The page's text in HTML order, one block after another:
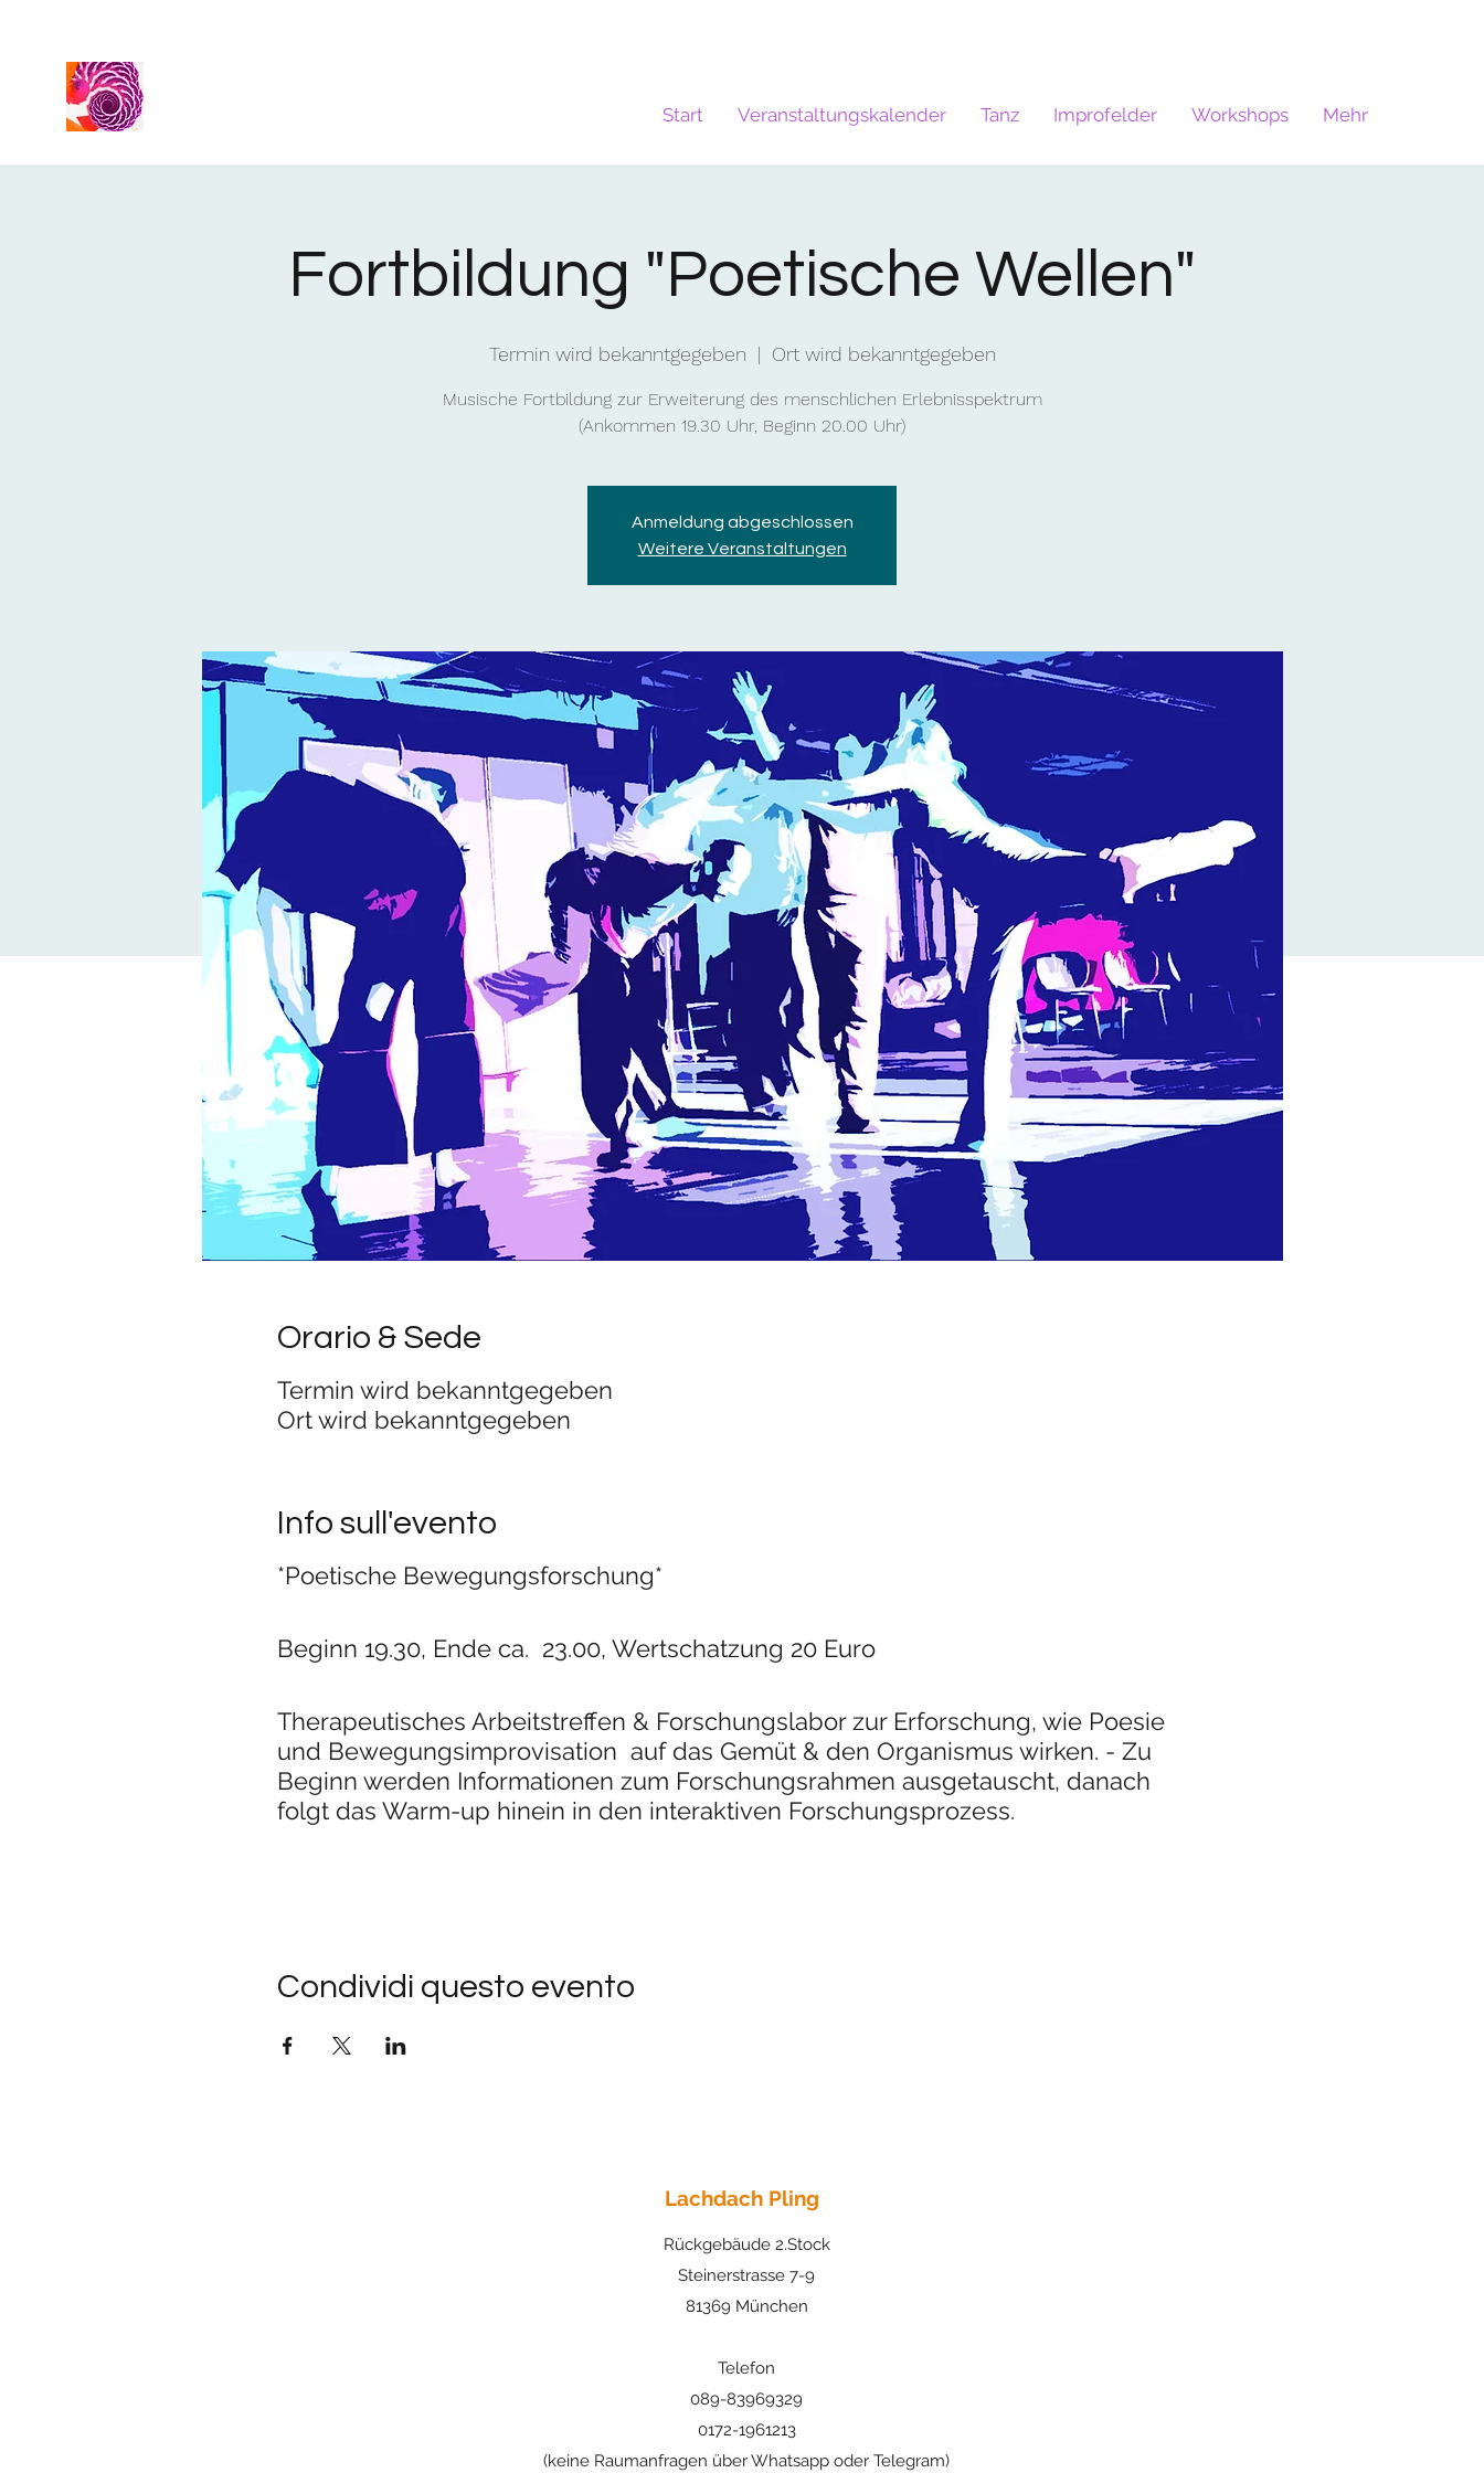
Start Veranstaltungskalender Tanz Improfelder Workshops Mehr
Fortbildung "Poetische Wellen"
Termin wird bekanntgegeben
  |
Ort wird bekanntgegeben
Musische Fortbildung zur Erweiterung des menschlichen Erlebnisspektrum
(Ankommen 19.30 Uhr, Beginn 20.00 Uhr)
Anmeldung abgeschlossen
Weitere Veranstaltungen
Orario & Sede
Termin wird bekanntgegeben
Ort wird bekanntgegeben
Info sull'evento
*Poetische Bewegungsforschung*
Beginn 19.30, Ende ca. 23.00, Wertschatzung 20 Euro
Therapeutisches Arbeitstreffen & Forschungslabor zur Erforschung, wie Poesie
und Bewegungsimprovisation auf das Gemüt & den Organismus wirken. - Zu
Beginn werden Informationen zum Forschungsrahmen ausgetauscht, danach
folgt das Warm-up hinein in den interaktiven Forschungsprozess.
Condividi questo evento
Lachdach Pling
Rückgebäude 2.Stock
Steinerstrasse 7-9
81369 München
Telefon
089-83969329
0172-1961213
(keine Raumanfragen über Whatsapp oder Telegram)